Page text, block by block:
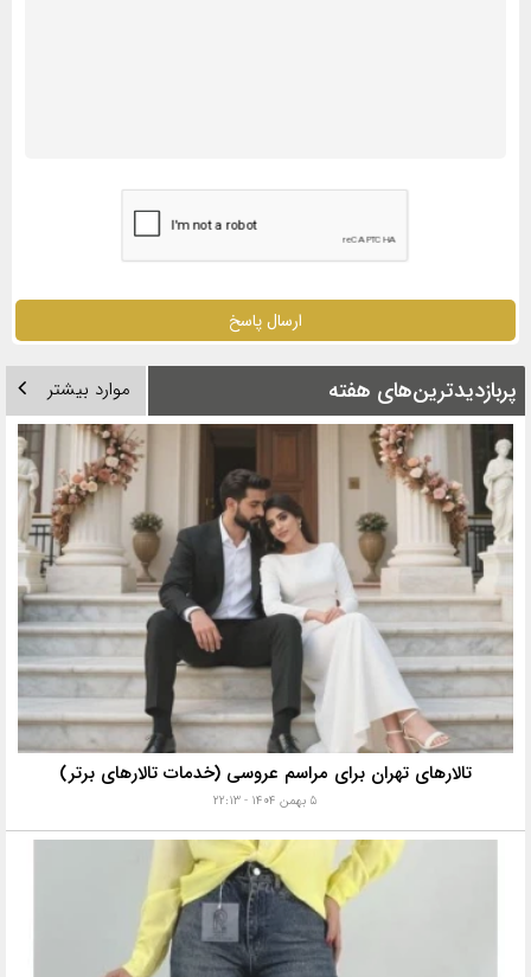
ارسال پاسخ
پربازدیدترین‌های هفته موارد بیشتر
تالارهای تهران برای مراسم عروسی (خدمات تالارهای برتر)
۵ بهمن ۱۴۰۴ - ۲۲:۱۳